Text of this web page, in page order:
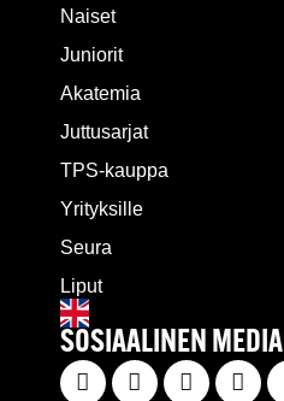
Naiset
Juniorit
Akatemia
Juttusarjat
TPS-kauppa
Yrityksille
Seura
Liput
SOSIAALINEN MEDIA